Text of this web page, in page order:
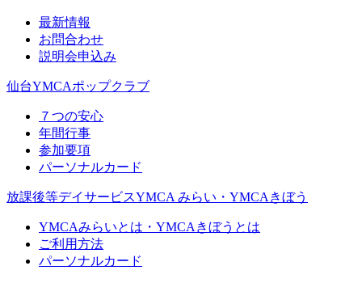
最新情報
お問合わせ
説明会申込み
仙台YMCAポップクラブ
７つの安心
年間行事
参加要項
パーソナルカード
放課後等デイサービスYMCA みらい・YMCAきぼう
YMCAみらいとは・YMCAきぼうとは
ご利用方法
パーソナルカード